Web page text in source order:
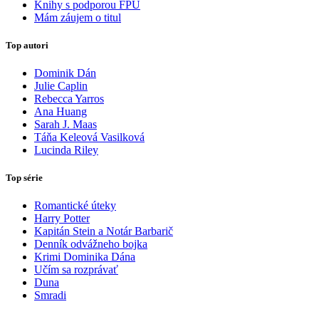
Knihy s podporou FPU
Mám záujem o titul
Top autori
Dominik Dán
Julie Caplin
Rebecca Yarros
Ana Huang
Sarah J. Maas
Táňa Keleová Vasilková
Lucinda Riley
Top série
Romantické úteky
Harry Potter
Kapitán Stein a Notár Barbarič
Denník odvážneho bojka
Krimi Dominika Dána
Učím sa rozprávať
Duna
Smradi